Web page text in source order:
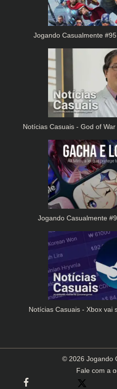
Jogando Casualmente
Notícias Casuais - God of
Jogando Casualmente
Notícias Casuais - Xbox
© 2026 Jogando
Fale com a